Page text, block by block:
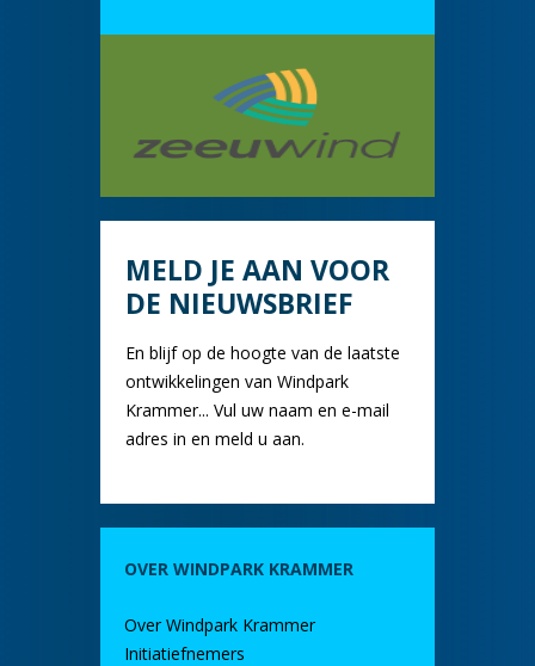
MELD JE AAN VOOR
DE NIEUWSBRIEF
En blijf op de hoogte van de laatste
ontwikkelingen van Windpark
Krammer... Vul uw naam en e-mail
adres in en meld u aan.
OVER WINDPARK KRAMMER
Over Windpark Krammer
Initiatiefnemers